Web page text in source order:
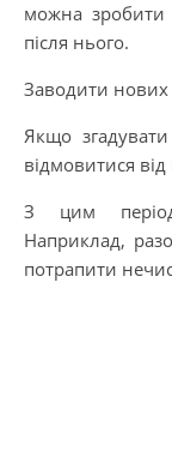
можна
після нього.
Заводити
Якщо
відмовитися
З цим
Наприклад,
потрапити